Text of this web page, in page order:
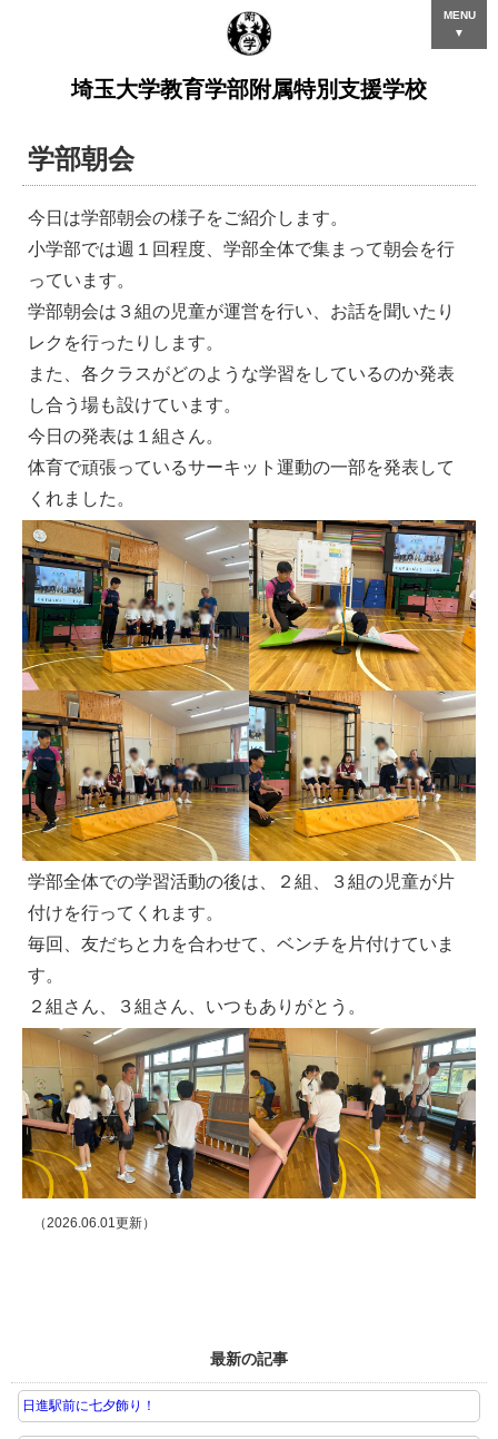
埼玉大学教育学部附属特別支援学校
MENU
▼
学部朝会
今日は学部朝会の様子をご紹介します。
小学部では週１回程度、学部全体で集まって朝会を行
っています。
学部朝会は３組の児童が運営を行い、お話を聞いたり
レクを行ったりします。
また、各クラスがどのような学習をしているのか発表
し合う場も設けています。
今日の発表は１組さん。
体育で頑張っているサーキット運動の一部を発表して
くれました。
学部全体での学習活動の後は、２組、３組の児童が片
付けを行ってくれます。
毎回、友だちと力を合わせて、ベンチを片付けていま
す。
２組さん、３組さん、いつもありがとう。
（2026.06.01更新）
最新の記事
日進駅前に七夕飾り！